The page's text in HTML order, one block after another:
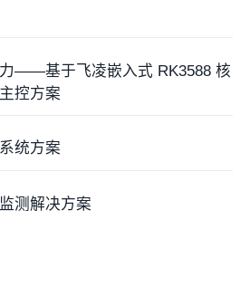
基于飞凌嵌入式 RK3588 核
控方案
统方案
测解决方案